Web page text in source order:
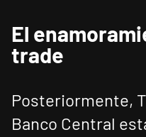
El
trade
Posteriormente,
Banco Central